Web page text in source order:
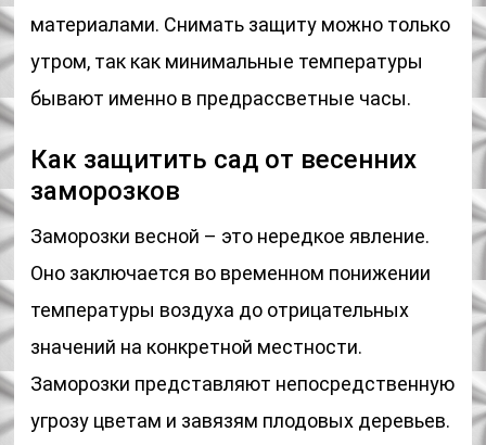
материалами. Снимать защиту можно только
утром, так как минимальные температуры
бывают именно в предрассветные часы.
Как защитить сад от весенних
заморозков
Заморозки весной – это нередкое явление.
Оно заключается во временном понижении
температуры воздуха до отрицательных
значений на конкретной местности.
Заморозки представляют непосредственную
угрозу цветам и завязям плодовых деревьев.